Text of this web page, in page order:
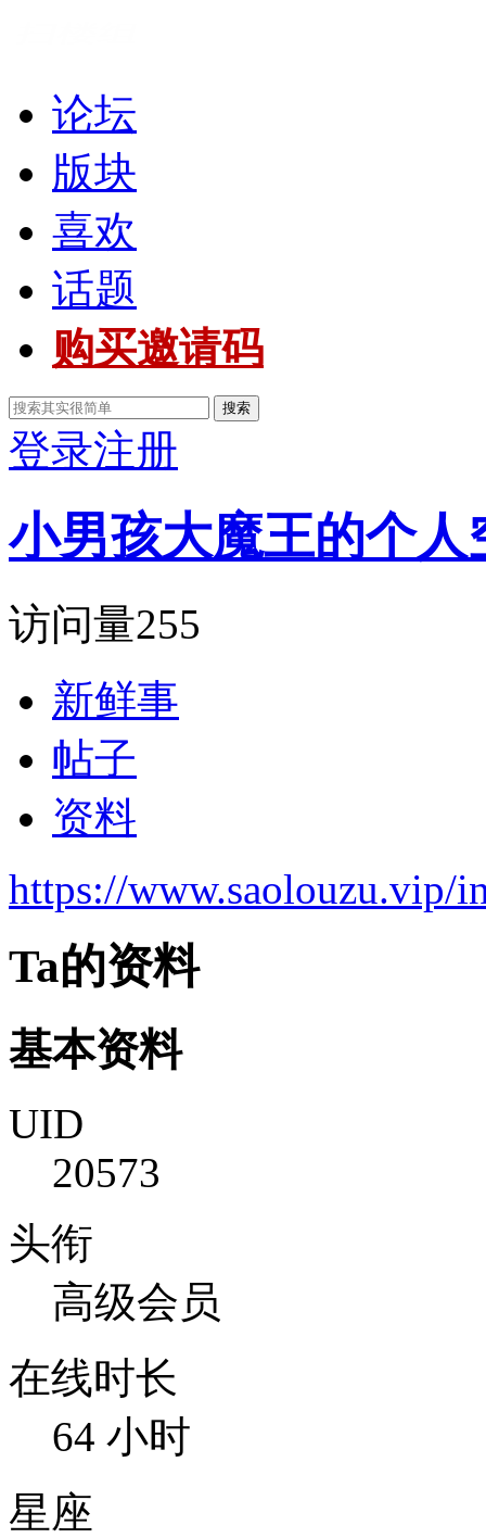
论坛
版块
喜欢
话题
购买邀请码
搜索
登录注册
小男孩大魔王的个人
访问量255
新鲜事
帖子
资料
https://www.saolouzu.vip/
Ta的资料
基本资料
UID
20573
头衔
高级会员
在线时长
64 小时
星座